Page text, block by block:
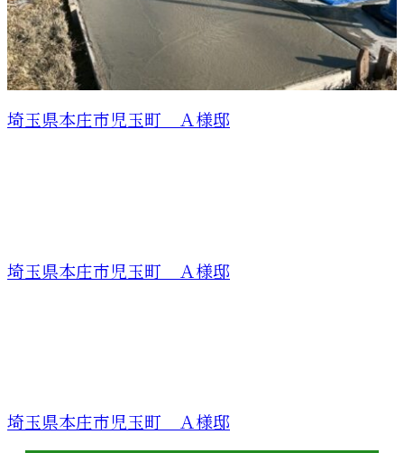
埼玉県本庄市児玉町 Ａ様邸
埼玉県本庄市児玉町 Ａ様邸
埼玉県本庄市児玉町 Ａ様邸